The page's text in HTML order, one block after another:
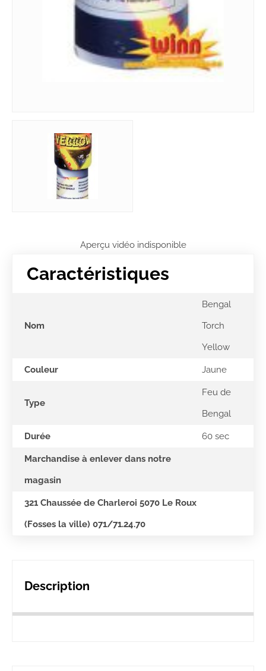
Aperçu vidéo indisponible
Caractéristiques
Nom
Bengal
Torch
Yellow
Couleur Jaune
Type
Feu de
Bengal
Durée 60 sec
Marchandise à enlever dans notre
magasin
321 Chaussée de Charleroi 5070 Le Roux
(Fosses la ville) 071/71.24.70
Description